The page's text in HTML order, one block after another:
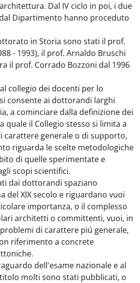
Dal IV ciclo in poi, i due
Dipartimento hanno proceduto
in Storia sono stati il prof.
- 1993), il prof. Arnaldo Bruschi
il prof. Corrado Bozzoni dal 1996
collegio dei docenti per lo
consente ai dottorandi larghi
a cominciare dalla definizione dei
quale il Collegio stesso si limita a
carattere generale o di supporto,
riguarda le scelte metodologiche
di quelle sperimentate e
scopi scientifici.
dai dottorandi spaziano
del XIX secolo e riguardano vuoi
importanza, o il complesso
architetti o committenti, vuoi, in
di carattere piú generale,
riferimento a concrete
dell'esame nazionale e al
molti sono stati pubblicati, o